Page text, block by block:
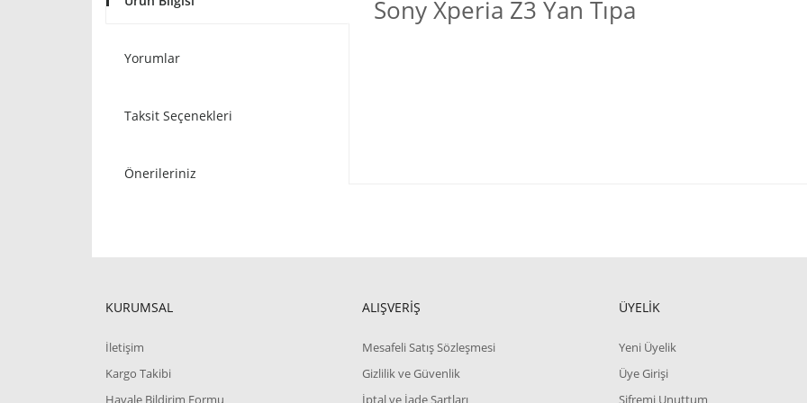
Yorumlar
Taksit Seçenekleri
Önerileriniz
Sony Xperia Z3 Yan Tıpa
KURUMSAL
İletişim
Kargo Takibi
Havale Bildirim Formu
ALIŞVERİŞ
Mesafeli Satış Sözleşmesi
Gizlilik ve Güvenlik
İptal ve İade Şartları
ÜYELİK
Yeni Üyelik
Üye Girişi
Şifremi Unuttum